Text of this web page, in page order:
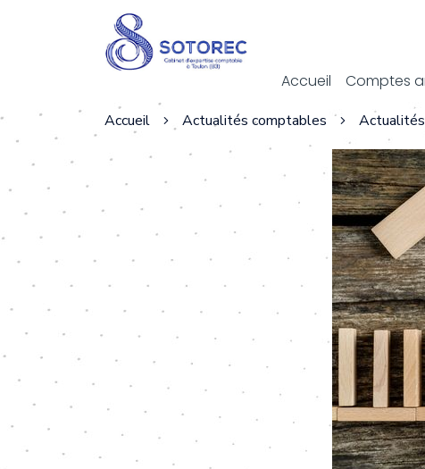
Accueil Comptes
Accueil Actualités comptables Actualités